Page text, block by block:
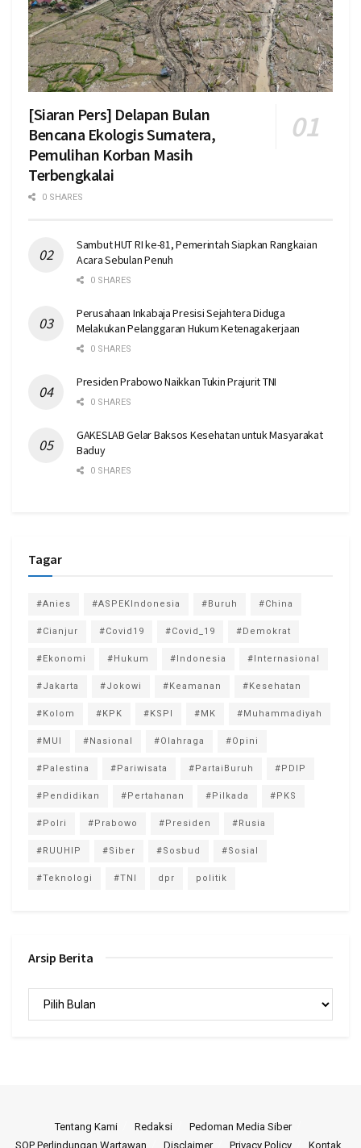
[Siaran Pers] Delapan Bulan
Bencana Ekologis Sumatera,
Pemulihan Korban Masih
Terbengkalai
0 SHARES
Sambut HUT RI ke-81, Pemerintah Siapkan Rangkaian
Acara Sebulan Penuh
0 SHARES
Perusahaan Inkabaja Presisi Sejahtera Diduga
Melakukan Pelanggaran Hukum Ketenagakerjaan
0 SHARES
Presiden Prabowo Naikkan Tukin Prajurit TNI
0 SHARES
GAKESLAB Gelar Baksos Kesehatan untuk Masyarakat
Baduy
0 SHARES
Tagar
#Anies #ASPEKIndonesia #Buruh #China
#Cianjur #Covid19 #Covid_19 #Demokrat
#Ekonomi #Hukum #Indonesia #Internasional
#Jakarta #Jokowi #Keamanan #Kesehatan
#Kolom #KPK #KSPI #MK #Muhammadiyah
#MUI #Nasional #Olahraga #Opini
#Palestina #Pariwisata #PartaiBuruh #PDIP
#Pendidikan #Pertahanan #Pilkada #PKS
#Polri #Prabowo #Presiden #Rusia
#RUUHIP #Siber #Sosbud #Sosial
#Teknologi #TNI dpr politik
Arsip Berita
Tentang Kami Redaksi
Pedoman Media Siber
SOP Perlindungan Wartawan
Disclaimer Privacy Policy Kontak